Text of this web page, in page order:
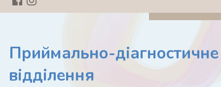
Приймально-діагностичне
відділення